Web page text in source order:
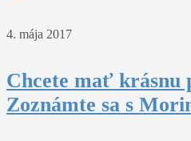
4. mája 2017
Chcete mať krásnu
Zoznámte sa s